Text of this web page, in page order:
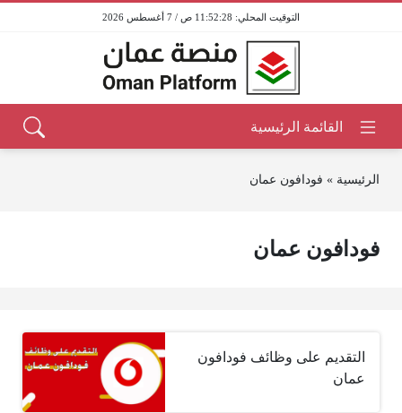
11:52:28 ص / 7 أغسطس 2026
الرئيسية » فودافون عمان
فودافون عمان
التقديم على وظائف فودافون
عمان